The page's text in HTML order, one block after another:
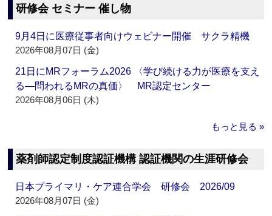
研修会 セミナー 催し物
9月4日に医療従事者向けウェビナー開催 サクラ精機
2026年08月07日 (金)
21日にMRフォーラム2026 〈学び続ける力が医療を支え
る―問われるMRの真価〉 MR認定センター
2026年08月06日 (木)
もっと見る »
薬剤師認定制度認証機構 認証機関の生涯研修会
日本プライマリ・ケア連合学会 研修会 2026/09
2026年08月07日 (金)